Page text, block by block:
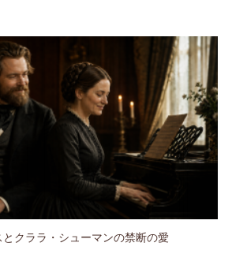
クララ・シューマンの禁断の愛